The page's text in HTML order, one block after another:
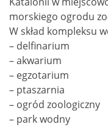
morskiego ogrodu
W skład kompleksu
– delfinarium
– akwarium
– egzotarium
– ptaszarnia
– ogród zoologiczny
– park wodny